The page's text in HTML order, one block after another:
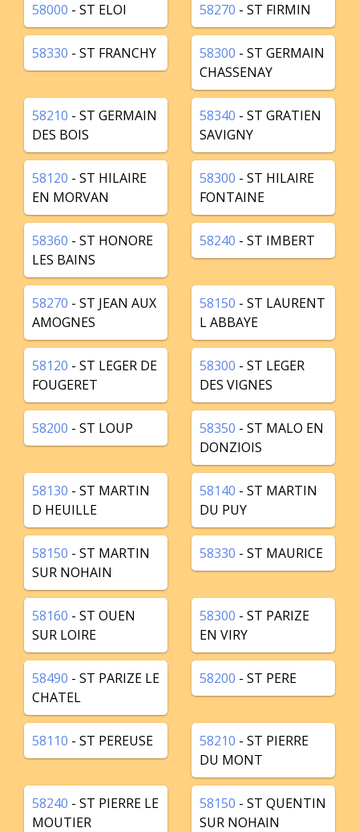
58000 - ST ELOI 58270 - ST FIRMIN
58330 - ST FRANCHY 58300 - ST GERMAIN
CHASSENAY
58210 - ST GERMAIN
DES BOIS
58340 - ST GRATIEN
SAVIGNY
58120 - ST HILAIRE
EN MORVAN
58300 - ST HILAIRE
FONTAINE
58360 - ST HONORE
LES BAINS
58240 - ST IMBERT
58270 - ST JEAN AUX
AMOGNES
58150 - ST LAURENT
L ABBAYE
58120 - ST LEGER DE
FOUGERET
58300 - ST LEGER
DES VIGNES
58200 - ST LOUP 58350 - ST MALO EN
DONZIOIS
58130 - ST MARTIN
D HEUILLE
58140 - ST MARTIN
DU PUY
58150 - ST MARTIN
SUR NOHAIN
58330 - ST MAURICE
58160 - ST OUEN
SUR LOIRE
58300 - ST PARIZE
EN VIRY
58490 - ST PARIZE LE
CHATEL
58200 - ST PERE
58110 - ST PEREUSE 58210 - ST PIERRE
DU MONT
58240 - ST PIERRE LE
MOUTIER
58150 - ST QUENTIN
SUR NOHAIN